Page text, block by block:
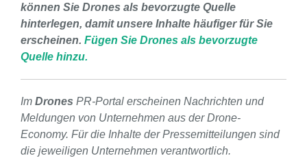
können Sie Drones als bevorzugte Quelle
hinterlegen, damit unsere Inhalte häufiger für Sie
erscheinen. Fügen Sie Drones als bevorzugte
Quelle hinzu.
Im Drones PR-Portal erscheinen Nachrichten und
Meldungen von Unternehmen aus der Drone-
Economy. Für die Inhalte der Pressemitteilungen sind
die jeweiligen Unternehmen verantwortlich.